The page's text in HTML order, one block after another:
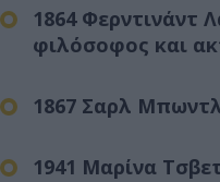
1864 Φερντινάντ
φιλόσοφος και
1867 Σαρλ
1941 Μαρίνα